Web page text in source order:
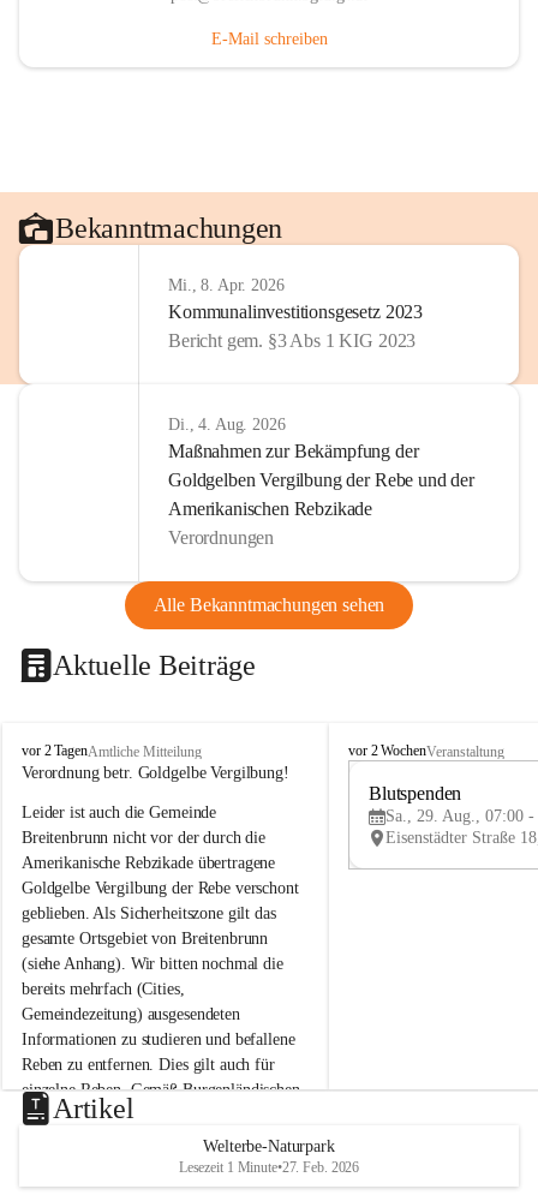
E-Mail schreiben
Bekanntmachungen
Mi., 8. Apr. 2026
Kommunalinvestitionsgesetz 2023
Bericht gem. §3 Abs 1 KIG 2023
Di., 4. Aug. 2026
Maßnahmen zur Bekämpfung der
Goldgelben Vergilbung der Rebe und der
Amerikanischen Rebzikade
Verordnungen
Alle Bekanntmachungen sehen
Aktuelle Beiträge
B
r
i
t
e
n
b
r
u
n
n
a
m
N
e
u
s
d
vor 2 TagenAmtliche Mitteilung
Verordnung betr. Goldgelbe Vergilbung!
Leider ist auch die Gemeinde
Breitenbrunn nicht vor der durch die
Amerikanische Rebzikade übertragene
Goldgelbe Vergilbung der Rebe verschont
geblieben. Als Sicherheitszone gilt das
gesamte Ortsgebiet von Breitenbrunn
(siehe Anhang). Wir bitten nochmal die
bereits mehrfach (Cities,
Gemeindezeitung) ausgesendeten
Informationen zu studieren und befallene
Reben zu entfernen. Dies gilt auch für
einzelne Reben. Gemäß Burgenländischen
Weinbaugesetz sind nicht gepflegte oder
unzulässige Weingärten zu roden! Bitte
helfen wir zusammen um unsere Winzer
vor den prognostizierten Ernteausfällen
B
e
u
e
d
vor 2 WochenVeranstaltung
Blutspenden
Sa., 29. Aug., 07:00 -
Artikel
Welterbe-Naturpark
Lesezeit 1 Minute•27. Feb. 2026